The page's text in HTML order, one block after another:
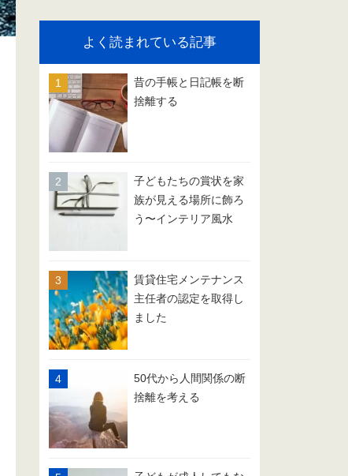
よく読まれている記事
昔の手帳と日記帳を断
捨離する
子どもたちの賞状を家
族が見える場所に飾ろ
う〜インテリア風水
賃貸住宅メンテナンス
主任者の認定を取得し
ました
50代から人間関係の断
捨離を考える